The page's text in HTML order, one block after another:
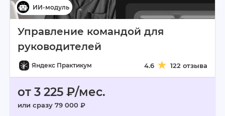
Управление командой для
руководителей
Яндекс Практикум 4.6 122 отзыва
от 3 225 ₽/мес.
или сразу 79 000 ₽